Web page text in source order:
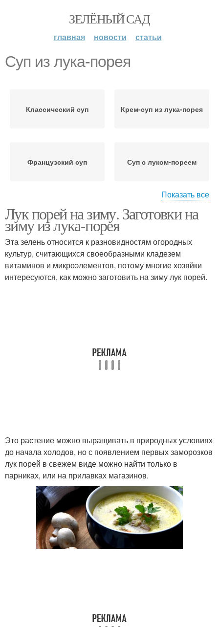
ЗЕЛЁНЫЙ САД
главная новости статьи
Суп из лука-порея
Классический суп Крем-суп из лука-порея
Французский суп Суп с луком-пореем
Лука-порей в домашних
условиях
Салат из лука-порея
Суп-пюра из лука-порея Луковый суп
Показать все
Лук порей на зиму. Заготовки на
зиму из лука-порея
Эта зелень относится к разновидностям огородных
культур, считающихся своеобразными кладезем
витаминов и микроэлементов, потому многие хозяйки
интересуются, как можно заготовить на зиму лук порей.
Это растение можно выращивать в природных условиях
до начала холодов, но с появлением первых заморозков
лук порей в свежем виде можно найти только в
парниках, или на прилавках магазинов.